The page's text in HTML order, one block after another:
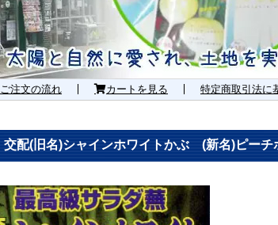
ご注文の流れ カートを見る 特定商取引法に
交配(旧名)シャインホワイトかぶ (新名)ピーチ